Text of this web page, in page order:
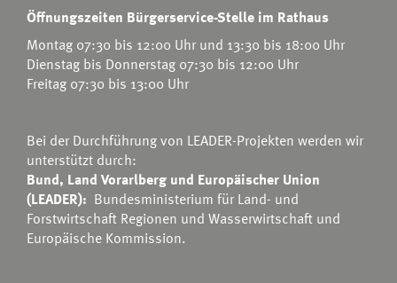
Öffnungszeiten Bürgerservice-Stelle im Rathaus
Montag 07:30 bis 12:00 Uhr und 13:30 bis 18:00 Uhr
Dienstag bis Donnerstag 07:30 bis 12:00 Uhr
Freitag 07:30 bis 13:00 Uhr
Bei der Durchführung von LEADER-Projekten werden wir
unterstützt durch:
Bund, Land Vorarlberg und Europäischer Union
(LEADER): Bundesministerium für Land- und
Forstwirtschaft Regionen und Wasserwirtschaft und
Europäische Kommission.